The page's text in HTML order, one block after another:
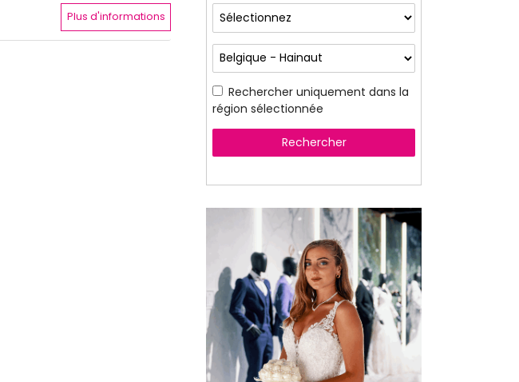
Plus d'informations
Rechercher uniquement dans la
région sélectionnée
Rechercher